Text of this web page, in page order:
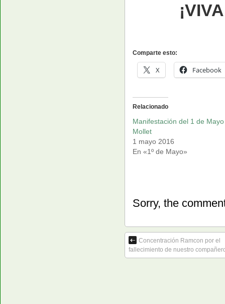
Comparte esto:
X Facebook
Relacionado
Manifestación del 1 de
Mollet
1 mayo 2016
En «1º de Mayo»
Sorry, the
Concentración Ramcon por el
fallecimiento de nuestro